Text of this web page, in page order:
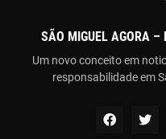
SÃO MIGUEL AGORA –
Um novo conceito em
responsabilidade em